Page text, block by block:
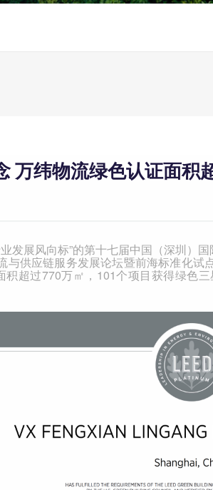
万纬物流绿色认证面积
发展风向标”的第十七届中国（深圳）
与供应链服务发展论坛暨前海标准化
积超过770万㎡， 101个项目获得绿色三